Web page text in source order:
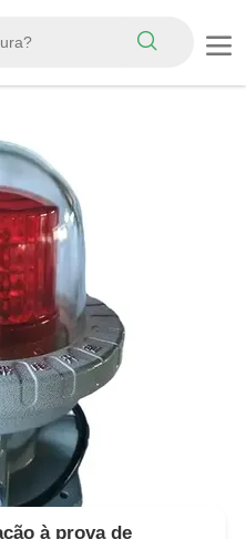
à prova de